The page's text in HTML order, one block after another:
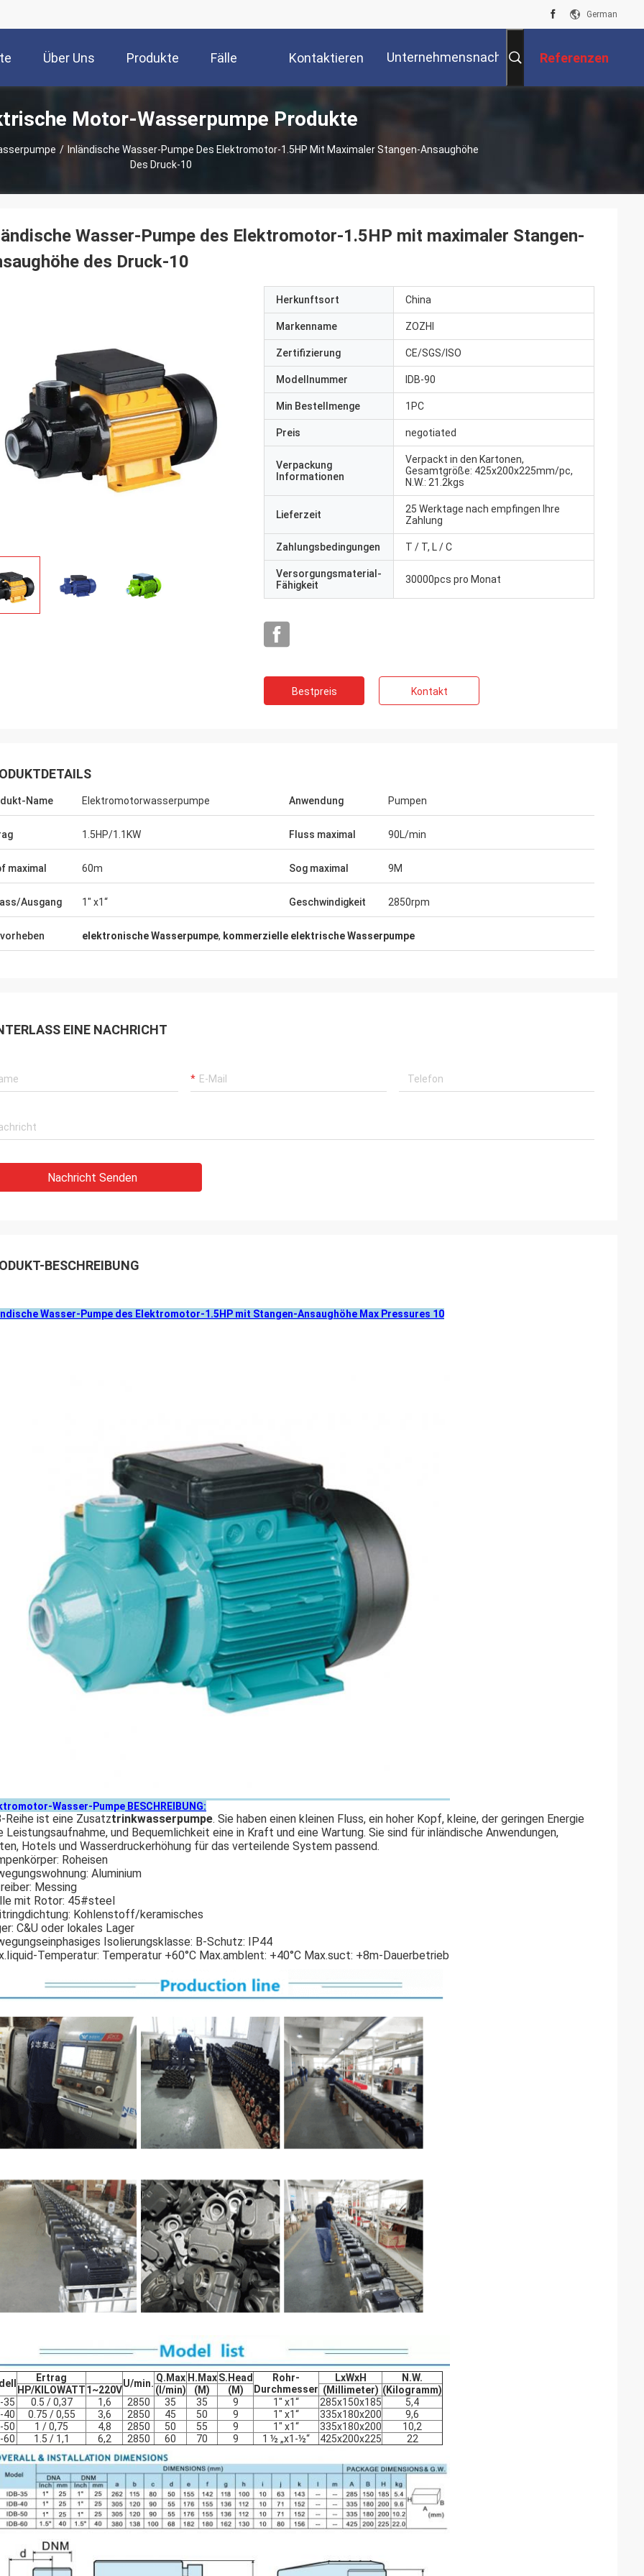
German
Über Uns Produkte Fälle Kontaktieren
Sie Uns
UnternehmensnachrichtenReferenzen
Motor-Wasserpumpe Produkte
/ Inländische Wasser-Pumpe Des Elektromotor-1.5HP Mit Maximaler Stangen-Ansaughöhe
Des Druck-10
kimwolo
Hersteller, sind wir
Mr.Yılmaz Türkoğlu
zusammengearbeitet. alle Produkte sind
adaequat. Danke.
Entwurf und der Herstellung der Produkte.
instand.
Wasser-Pumpe des Elektromotor-1.5HP mit maximaler Stangen-
des Druck-10
Herkunftsort China
Markenname ZOZHI
Zertifizierung CE/SGS/ISO
Modellnummer IDB-90
Min Bestellmenge 1PC
Preis negotiated
Verpackung
Informationen
Verpackt in den Kartonen,
Gesamtgröße: 425x200x225mm/pc,
N.W.: 21.2kgs
Lieferzeit
25 Werktage nach empfingen Ihre
Zahlung
Zahlungsbedingungen T / T, L / C
Versorgungsmaterial-
Fähigkeit
30000pcs pro Monat
Bestpreis Kontakt
Name Elektromotorwasserpumpe Anwendung Pumpen
1.5HP/1.1KW Fluss maximal 90L/min
maximal 60m Sog maximal 9M
Ausgang 1" x1“ Geschwindigkeit 2850rpm
elektronische Wasserpumpe, kommerzielle elektrische Wasserpumpe
EINE NACHRICHT
Nachricht Senden
BESCHREIBUNG
Wasser-Pumpe des Elektromotor-1.5HP mit Stangen-Ansaughöhe Max Pressures 10
Wasser-Pumpe BESCHREIBUNG:
Reihe ist eine Zusatztrinkwasserpumpe. Sie haben einen kleinen Fluss, ein hoher Kopf, kleine, der geringen Energie
Leistungsaufnahme, und Bequemlichkeit eine in Kraft und eine Wartung. Sie sind für inländische Anwendungen,
Hotels und Wasserdruckerhöhung für das verteilende System passend.
Roheisen
Aluminium
Messing
mit Rotor: 45#steel
Kohlenstoff/keramisches
C&U oder lokales Lager
Isolierungsklasse: B-Schutz: IP44
Temperatur: Temperatur +60°C Max.amblent: +40°C Max.suct: +8m-Dauerbetrieb
Ertrag U/min. Q.Max H.Max S.Head
Rohr-
Durchmesser
LxWxH
N.W.
HP/KILOWATT1~220V (l/min) (M) (M) (Millimeter) (Kilogramm)
35
0.5 / 0,37 1,6 2850 35 35 9 1" x1“ 285x150x185
5,4
40
0.75 / 0,55 3,6 2850 45 50 9 1" x1“ 335x180x200
9,6
50
1 / 0,75 4,8 2850 50 55 9 1" x1“ 335x180x200
10,2
60
1.5 / 1,1 6,2 2850 60 70 9 1 ½ „x1-½“ 425x200x225 22